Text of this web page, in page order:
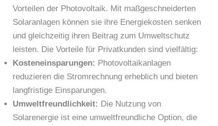
Vorteilen der Photovoltaik. Mit maßgeschneiderten
Solaranlagen können sie ihre Energiekosten senken
und gleichzeitig ihren Beitrag zum Umweltschutz
leisten. Die Vorteile für Privatkunden sind vielfältig:
Kosteneinsparungen: Photovoltaikanlagen
reduzieren die Stromrechnung erheblich und bieten
langfristige Einsparungen.
Umweltfreundlichkeit: Die Nutzung von
Solarenergie ist eine umweltfreundliche Option, die